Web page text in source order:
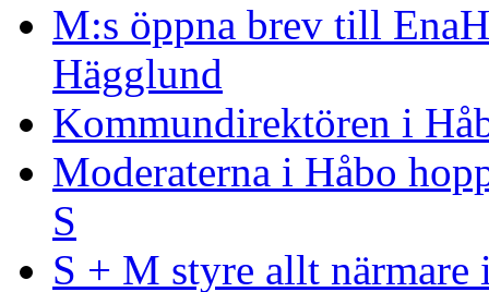
M:s öppna brev till
Hägglund
Kommundirektören i
Moderaterna i Håbo
S
S + M styre allt närmare